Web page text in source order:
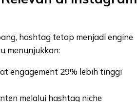
hashtag tetap menjadi engine
menunjukkan:
engagement 29% lebih tinggi
melalui hashtag niche